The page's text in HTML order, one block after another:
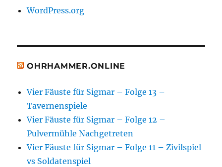
WordPress.org
OHRHAMMER.ONLINE
Vier Fäuste für Sigmar – Folge 13 –
Tavernenspiele
Vier Fäuste für Sigmar – Folge 12 –
Pulvermühle Nachgetreten
Vier Fäuste für Sigmar – Folge 11 – Zivilspiel
vs Soldatenspiel